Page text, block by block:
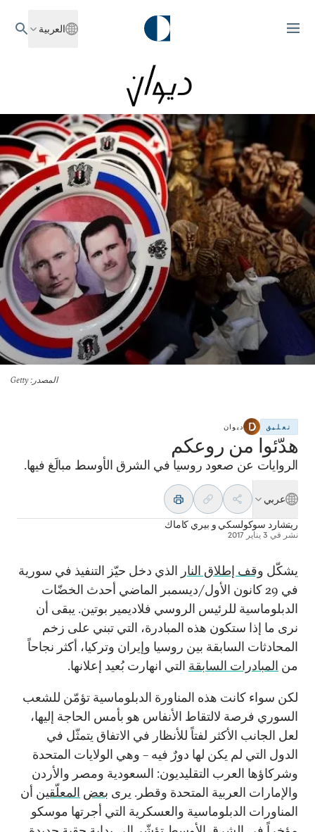
العربية
المصدر : Getty
تعليق ديوان
هدّئوا من روعكم
الروايات عن صعود روسيا في الشرق الأوسط مبالَغ فيها.
عربي
ريتشارد سوكولسكي و بيري كاماك
نشر في 3 يناير 2017
يشكّل وقف إطلاق النار الذي دخل حيّز التنفيذ في سورية
في 29 كانون الأول/ديسمبر الماضي أحدث الخضّات
الدبلوماسية للرئيس الروسي فلاديمير بوتين. يبقى أن
نرى ما إذا ستكون هذه المبادرة، التي تبني على زخم
المحادثات السابقة بين روسيا وإيران وتركيا، أكثر نجاحاً
من المبادرات السابقة التي انهارت بُعيد إعلانها.
لكن سواء كانت هذه المناورة الدبلوماسية تؤمّن للشعب
السوري فرصة لالتقاط الأنفاس هو بأمس الحاجة إليها،
لعل الجانب الأكثر لفتاً للأنظار في الاتفاق يتمثّل في
الدول التي لم يكن لها دورٌ فيه – وهي الولايات المتحدة
وشركاؤها العرب التقليديون: السعودية ومصر والأردن
والإمارات العربية المتحدة وقطر. يرى بعض المعلّقين أن
المناورات الدبلوماسية والعسكرية التي أجرتها موسكو